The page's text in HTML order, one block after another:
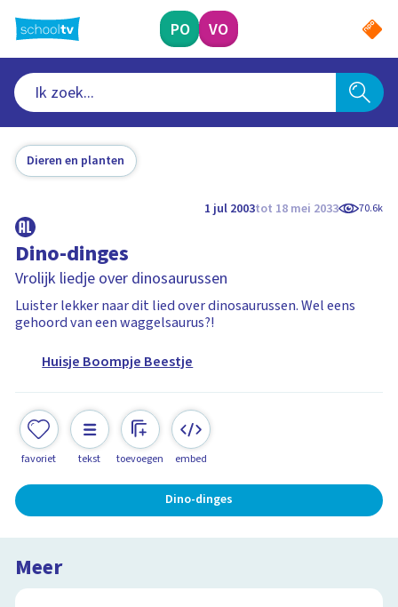
naar
hoofdinhoud
PO VO
Dieren en planten
1 jul 2003tot 18 mei 2033 70.6k
Dino-dinges
Vrolijk liedje over dinosaurussen
Luister lekker naar dit lied over dinosaurussen. Wel eens
gehoord van een waggelsaurus?!
Huisje Boompje Beestje
favoriet tekst toevoegen embed
Dino-dinges
Meer